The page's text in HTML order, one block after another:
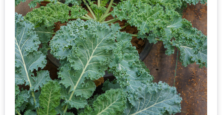
ครั้ง
ที่
2
เทศกาล
เบียร์
ที่
ใหญ่
ที่สุด